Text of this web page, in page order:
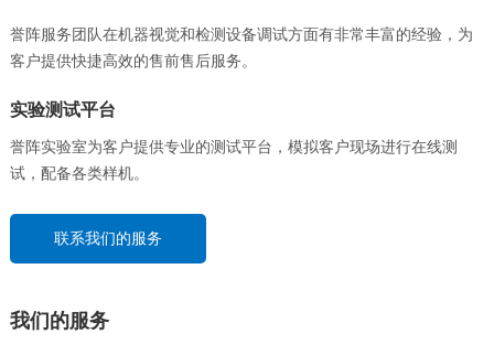
联系&服务
誉阵服务团队在机器视觉和检测设备调试方面有非常丰富的经验，为
客户提供快捷高效的售前售后服务。
实验测试平台
誉阵实验室为客户提供专业的测试平台，模拟客户现场进行在线测
试，配备各类样机。
联系我们的服务
我们的服务